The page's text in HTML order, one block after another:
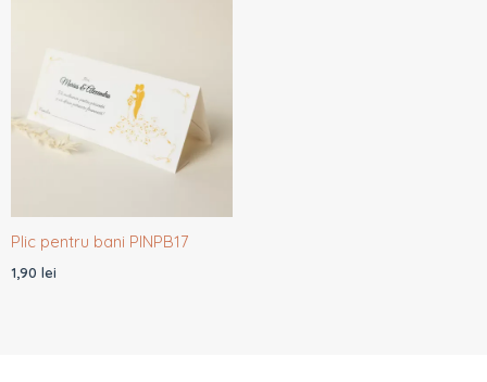
Plic pentru bani PINPB17
1,90 lei